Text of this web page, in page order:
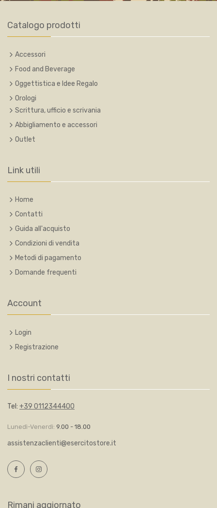
Catalogo prodotti
Accessori
Food and Beverage
Oggettistica e Idee Regalo
Orologi
Scrittura, ufficio e scrivania
Abbigliamento e accessori
Outlet
Link utili
Home
Contatti
Guida all'acquisto
Condizioni di vendita
Metodi di pagamento
Domande frequenti
Account
Login
Registrazione
I nostri contatti
Tel: +39 0112344400
Lunedì-Venerdì: 9.00 - 18.00
assistenzaclienti@esercitostore.it
Rimani aggiornato